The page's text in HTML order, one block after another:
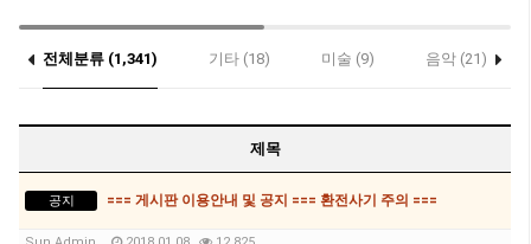
전체분류 (1,341) 기타 (18) 미술 (9) 음악 (21)
제목
공지 === 게시판 이용안내 및 공지 === 환전사기 주의 ===